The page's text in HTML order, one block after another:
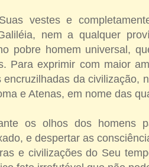
vestes e
nem a qualquer
pobre homem universal,
Para exprimir com maior
da civilização,
e Atenas, em nome das
os olhos dos homens
e despertar as
e civilizações do Seu